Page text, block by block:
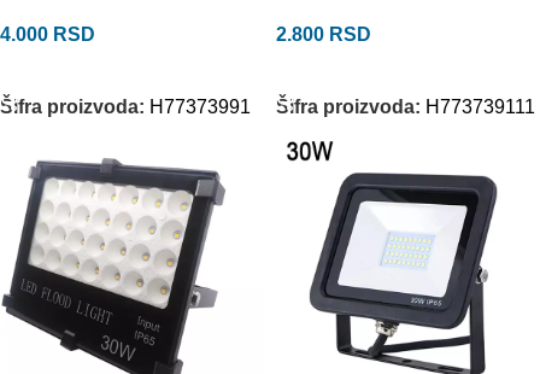
4.000 RSD
Šifra proizvoda: H77373991
2.800 RSD
Šifra proizvoda: H773739111